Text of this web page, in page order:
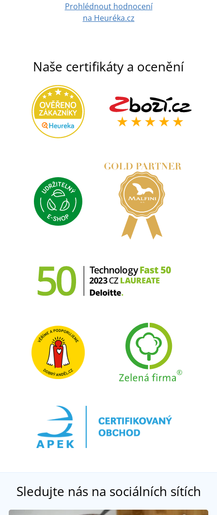
Prohlédnout hodnocení
na Heuréka.cz
Naše certifikáty a ocenění
Sledujte nás na sociálních sítích